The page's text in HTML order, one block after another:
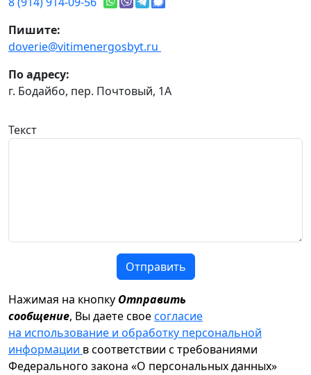
Пишите:
doverie@vitimenergosbyt.ru
По адресу:
г. Бодайбо, пер. Почтовый, 1А
Текст
Отправить
Нажимая на кнопку Отправить
сообщение, Вы даете своесогласие
на использование и обработку персональной
информации в соответствии с требованиями
Федерального закона «О персональных данных»